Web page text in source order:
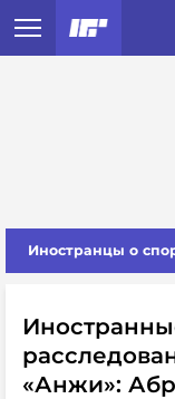
Иностранцы о
«Анжи»: